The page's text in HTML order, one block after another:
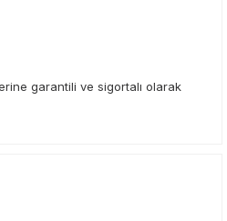
garantili ve sigortalı olarak